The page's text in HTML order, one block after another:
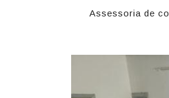
Assessoria de